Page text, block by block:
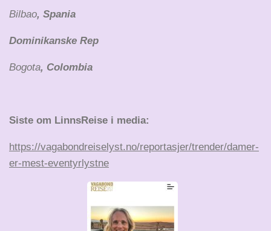
Bilbao, Spania
Dominikanske Rep
Bogota, Colombia
Siste om LinnsReise i media:
https://vagabondreiselyst.no/reportasjer/trender/damer-
er-mest-eventyrlystne